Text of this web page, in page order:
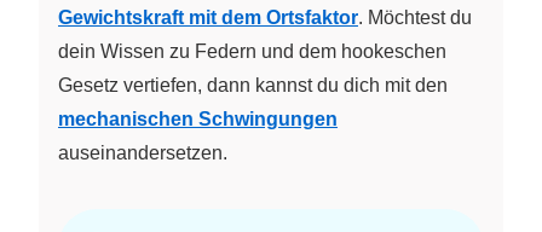
Gewichtskraft mit dem Ortsfaktor. Möchtest du
dein Wissen zu Federn und dem hookeschen
Gesetz vertiefen, dann kannst du dich mit den
mechanischen Schwingungen
auseinandersetzen.